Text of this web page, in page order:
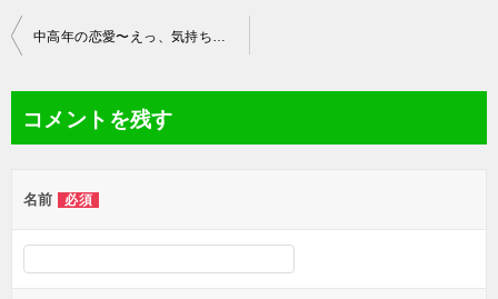
投
ビ
ー
シ
中高年の恋愛〜えっ、気持ち悪いって思われてるの？
コメントを残す
名前 必須